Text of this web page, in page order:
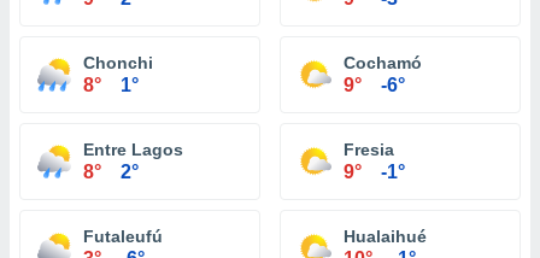
Chonchi
8° 1°
Cochamó
9° -6°
Entre Lagos
8° 2°
Fresia
9° -1°
Futaleufú Hualaihué